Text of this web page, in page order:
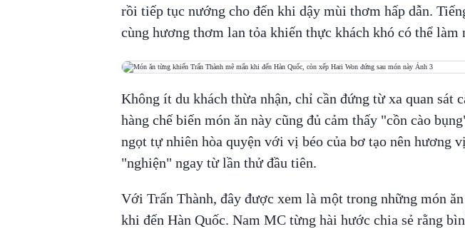
rồi tiếp tục nướng cho đến khi dậy mùi thơm hấp dẫn.
cùng hương thơm lan tỏa khiến thực khách khó có thể làm
Không ít du khách thừa nhận, chỉ cần đứng từ xa quan sát
hàng chế biến món ăn này cũng đủ cảm thấy "cồn cào
ngọt tự nhiên hòa quyện với vị béo của bơ tạo nên hương
"nghiện" ngay từ lần thử đầu tiên.
Với Trấn Thành, đây được xem là một trong những món
khi đến Hàn Quốc. Nam MC từng hài hước chia sẻ rằng